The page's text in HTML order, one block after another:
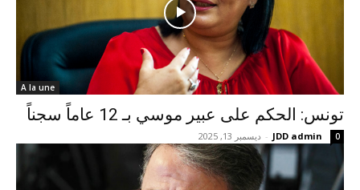
A la une
تونس: الحكم على عبير موسي بـ 12 عاماً سجناً
JDD admin
- ديسمبر 13, 2025 0